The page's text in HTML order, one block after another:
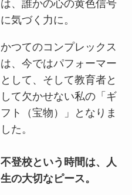
は、誰かの心の黄色信号
に気づく力に。
かつてのコンプレックス
は、今ではパフォーマー
として、そして教育者と
して欠かせない私の「ギ
フト（宝物）」となりま
した。
不登校という時間は、人
生の大切なピース。